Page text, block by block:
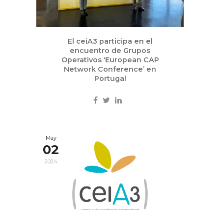
El ceiA3 participa en el
encuentro de Grupos
Operativos ‘European CAP
Network Conference’ en
Portugal
May
02
2024